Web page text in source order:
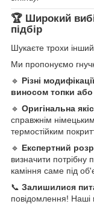
🏆 Широкий
підбір
Шукаєте трохи
Ми пропонуємо
🔹 Різні
виносом топки або
🔹 Оригінальна
справжнім
термостійким
🔹 Експертний
визначити потрібну
каміння саме під
📞 Залишилися
повідомлення! Наші